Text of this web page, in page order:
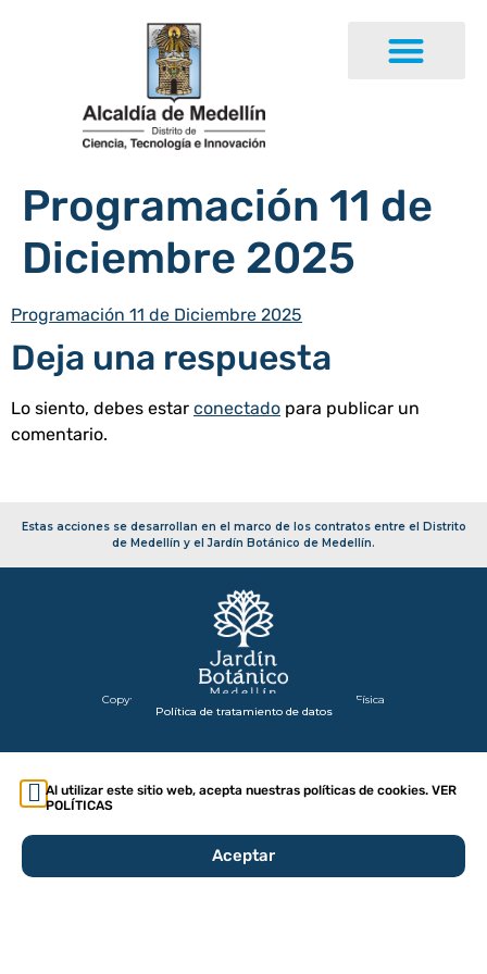
Programación 11 de
Diciembre 2025
Programación 11 de Diciembre 2025
Deja una respuesta
Lo siento, debes estar conectado para publicar un
comentario.
Estas acciones se desarrollan en el marco de los contratos entre el Distrito
de Medellín y el Jardín Botánico de Medellín.
Copyright 2026 – Secretaría de Infraestructura Física
Política de tratamiento de datos
Al utilizar este sitio web, acepta nuestras políticas de cookies. VER
POLÍTICAS
Aceptar